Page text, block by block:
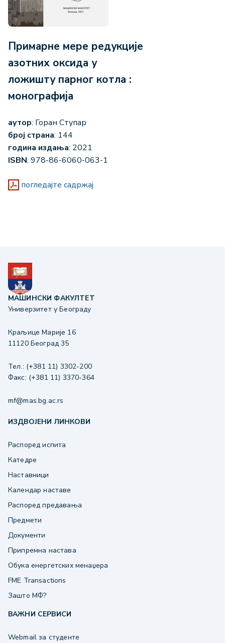
Примарне мере редукције
азотних оксида у
ложишту парног котла :
монографија
аутор: Горан Ступар
број страна: 144
година издања: 2021
ISBN: 978-86-6060-063-1
погледајте садржај
МАШИНСКИ ФАКУЛТЕТ
Универзитет у Београду
Краљице Марије 16
11120 Београд 35
Тел.: (+381 11) 3302-200
Факс: (+381 11) 3370-364
mf@mas.bg.ac.rs
ИЗДВОЈЕНИ ЛИНКОВИ
Распоред испита
Катедре
Наставници
Календар наставе
Распоред предавања
Предмети
Документи
Припремна настава
Обука енергетских менаџера
FME Transactions
Зашто МФ?
ВАЖНИ СЕРВИСИ
Webmail за студенте